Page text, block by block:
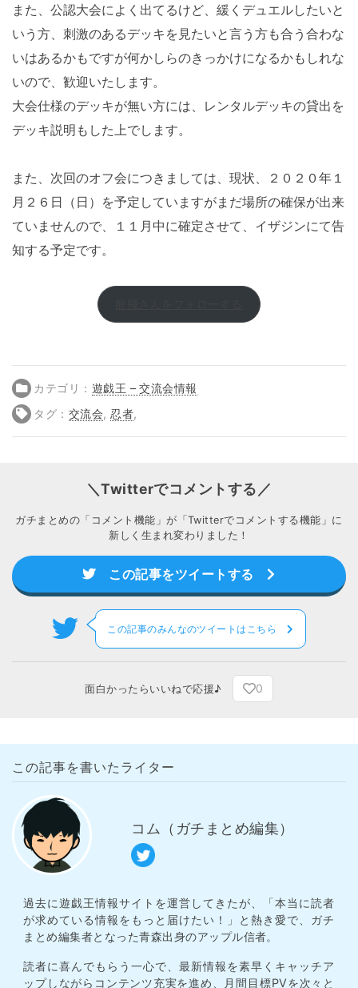
また、公認大会によく出てるけど、緩くデュエルしたいと
いう方、刺激のあるデッキを見たいと言う方も合う合わな
いはあるかもですが何かしらのきっかけになるかもしれな
いので、歓迎いたします。
大会仕様のデッキが無い方には、レンタルデッキの貸出を
デッキ説明もした上でします。
また、次回のオフ会につきましては、現状、２０２０年１
月２６日（日）を予定していますがまだ場所の確保が出来
ていませんので、１１月中に確定させて、イザジンにて告
知する予定です。
カテゴリ： 遊戯王 – 交流会情報
タグ： 交流会, 忍者,
＼Twitterでコメントする／
ガチまとめの「コメント機能」が「Twitterでコメントする機能」に
新しく生まれ変わりました！
この記事をツイートする
この記事のみんなのツイートはこちら
面白かったらいいねで応援♪ 0
この記事を書いたライター
コム（ガチまとめ編集）
過去に遊戯王情報サイトを運営してきたが、「本当に読者
が求めている情報をもっと届けたい！」と熱き愛で、ガチ
まとめ編集者となった青森出身のアップル信者。
読者に喜んでもらう一心で、最新情報を素早くキャッチア
ップしながらコンテンツ充実を進め、月間目標PVを次々と